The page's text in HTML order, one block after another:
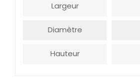
Largeur
Diamètre
Hauteur